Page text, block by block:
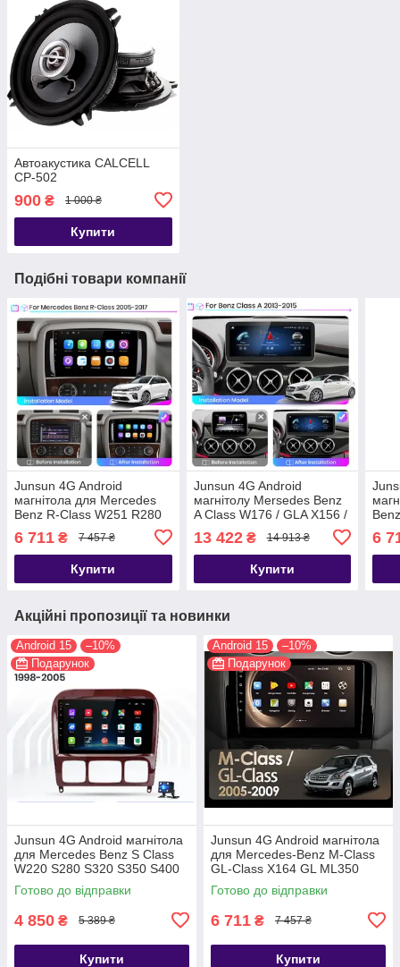
Автоакустика CALCELL
CP-502
900 ₴ 1 000 ₴
Купити
Подібні товари компанії
Junsun 4G Android
магнітола для Mercedes
Benz R-Class W251 R280
6 711 ₴ 7 457 ₴
Купити
Junsun 4G Android
магнітолу Mersedes Benz
A Class W176 / GLA X156 /
13 422₴ 14 913 ₴
Купити
6
Акційні пропозиції та новинки
Android 15
–10%
Подарунок
Junsun 4G Android магнітола
для Mercedes Benz S Class
W220 S280 S320 S350 S400
S430 S500 S600 1998-2005
Готово до відправки
4 850 ₴ 5 389 ₴
Купити
Android 15
–10%
Подарунок
Junsun 4G Android магнітола
для Mercedes-Benz M-Class
GL-Class X164 GL ML350
GL320 W164
Готово до відправки
6 711 ₴ 7 457 ₴
Купити